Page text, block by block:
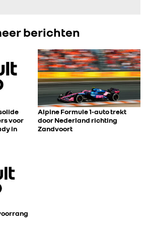
berichten
voor
in
Alpine Formule 1-auto trekt
door Nederland richting
Zandvoort